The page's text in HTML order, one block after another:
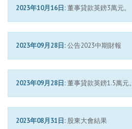
2023年10月16日:董事貸款英鎊3萬元。
2023年09月28日:公告2023中期財報
2023年09月28日:董事貸款英鎊1.5萬元。
2023年08月31日: 股東大會結果